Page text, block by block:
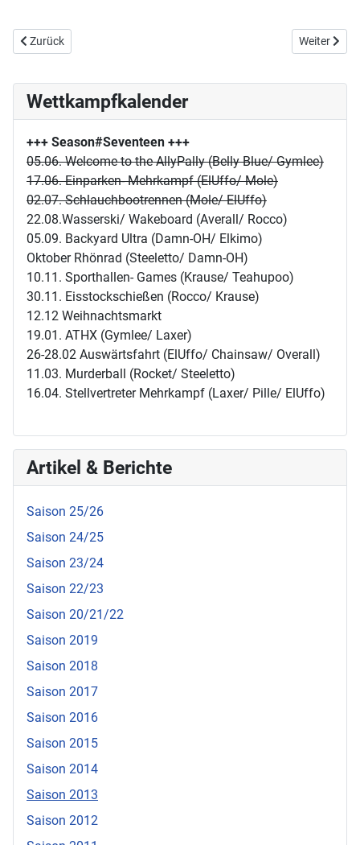
Vorheriger Beitrag: 12/14 Lumber Jack
Zurück Nächster
Weiter
Wettkampfkalender
+++ Season#Seventeen +++
05.06. Welcome to the AllyPally (Belly Blue/ Gymlee)
17.06. Einparken- Mehrkampf (ElUffo/ Mole)
02.07. Schlauchbootrennen (Mole/ ElUffo)
22.08.Wasserski/ Wakeboard (Averall/ Rocco)
05.09. Backyard Ultra (Damn-OH/ Elkimo)
Oktober Rhönrad (Steeletto/ Damn-OH)
10.11. Sporthallen- Games (Krause/ Teahupoo)
30.11. Eisstockschießen (Rocco/ Krause)
12.12 Weihnachtsmarkt
19.01. ATHX (Gymlee/ Laxer)
26-28.02 Auswärtsfahrt (ElUffo/ Chainsaw/ Overall)
11.03. Murderball (Rocket/ Steeletto)
16.04. Stellvertreter Mehrkampf (Laxer/ Pille/ ElUffo)
Artikel & Berichte
Saison 25/26
Saison 24/25
Saison 23/24
Saison 22/23
Saison 20/21/22
Saison 2019
Saison 2018
Saison 2017
Saison 2016
Saison 2015
Saison 2014
Saison 2013
Saison 2012